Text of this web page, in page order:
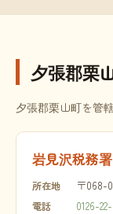
夕張郡栗
夕張郡栗山町を管
岩見沢税務署
所在地 〒068-
電話 0126-